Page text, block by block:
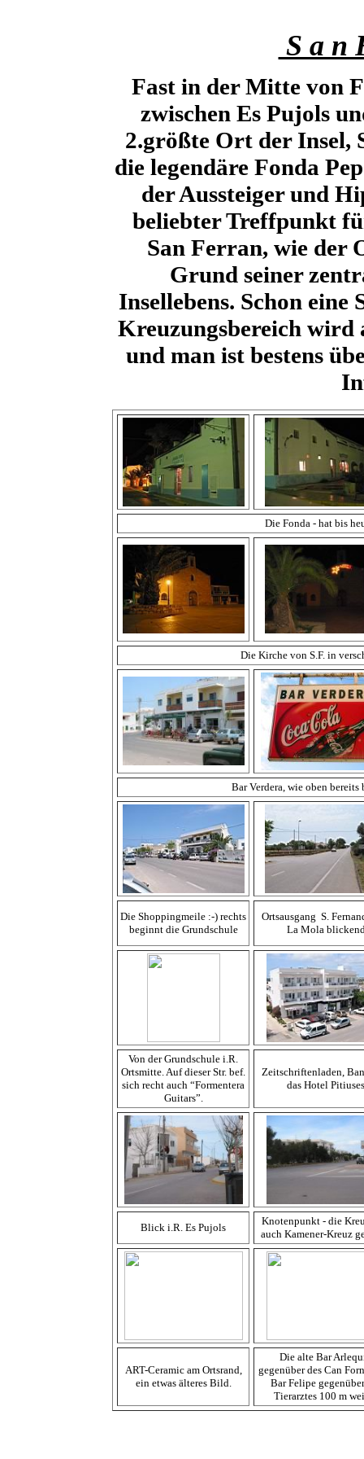
S a n
Fast in der Mitte von
zwischen Es Pujols
2.größte Ort der Insel,
die legendäre Fonda
der Aussteiger und
beliebter Treffpunkt
San Ferran, wie der
Grund seiner
Insellebens. Schon
Kreuzungsbereich wird
und man ist bestens
Die Fonda - hat bis
Die Kirche von S.F. in
Bar Verdera, wie oben bereits
Die Shoppingmeile :-) rechts
beginnt die Grundschule
Ortsausgang S.
La Mola
Von der Grundschule i.R.
Ortsmitte. Auf dieser Str. bef.
sich recht auch “Formentera
Guitars”.
Zeitschriftenladen,
das Hotel Pitiuses
Blick i.R. Es Pujols
Knotenpunkt - die
auch Kamener-Kreuz
ART-Ceramic am Ortsrand,
ein etwas älteres Bild.
Die alte Bar
gegenüber des Can
Bar Felipe
Tierarztes 100 m